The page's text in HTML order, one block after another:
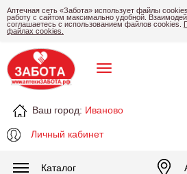
Аптечная сеть «Забота» использует файлы
работу с сайтом максимально удобной.
соглашаетесь с использованием файлов cookies.
файлах cookies.
Ваш город: Иваново
Личный кабинет
Каталог